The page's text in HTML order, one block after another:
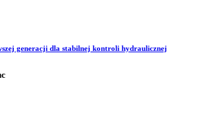
generacji dla stabilnej kontroli hydraulicznej